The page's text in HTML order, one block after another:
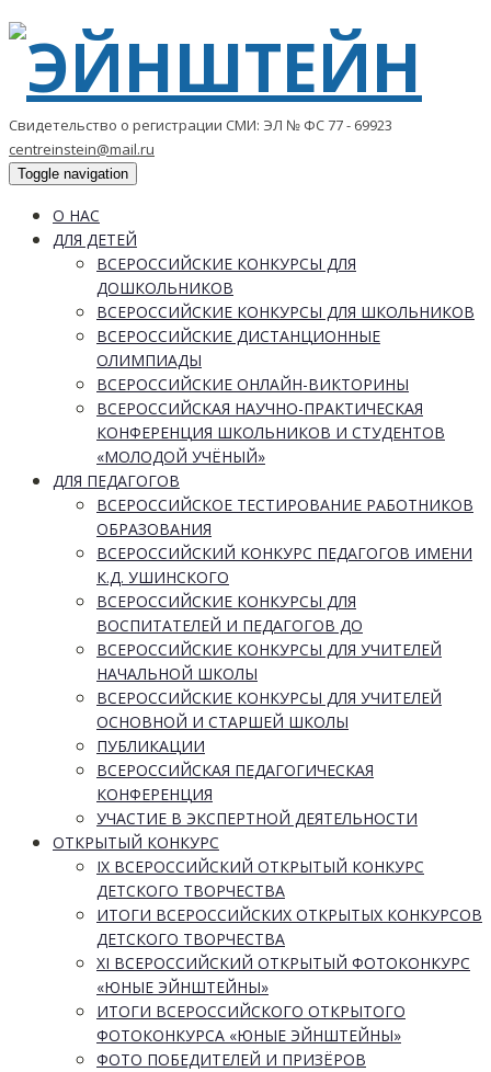
Свидетельство о регистрации СМИ: ЭЛ № ФС 77 - 69923
centreinstein@mail.ru
Toggle navigation
О НАС
ДЛЯ ДЕТЕЙ
ВСЕРОССИЙСКИЕ КОНКУРСЫ ДЛЯ
ДОШКОЛЬНИКОВ
ВСЕРОССИЙСКИЕ КОНКУРСЫ ДЛЯ ШКОЛЬНИКОВ
ВСЕРОССИЙСКИЕ ДИСТАНЦИОННЫЕ
ОЛИМПИАДЫ
ВСЕРОССИЙСКИЕ ОНЛАЙН-ВИКТОРИНЫ
ВСЕРОССИЙСКАЯ НАУЧНО-ПРАКТИЧЕСКАЯ
КОНФЕРЕНЦИЯ ШКОЛЬНИКОВ И СТУДЕНТОВ
«МОЛОДОЙ УЧЁНЫЙ»
ДЛЯ ПЕДАГОГОВ
ВСЕРОССИЙСКОЕ ТЕСТИРОВАНИЕ РАБОТНИКОВ
ОБРАЗОВАНИЯ
ВСЕРОССИЙСКИЙ КОНКУРС ПЕДАГОГОВ ИМЕНИ
К.Д. УШИНСКОГО
ВСЕРОССИЙСКИЕ КОНКУРСЫ ДЛЯ
ВОСПИТАТЕЛЕЙ И ПЕДАГОГОВ ДО
ВСЕРОССИЙСКИЕ КОНКУРСЫ ДЛЯ УЧИТЕЛЕЙ
НАЧАЛЬНОЙ ШКОЛЫ
ВСЕРОССИЙСКИЕ КОНКУРСЫ ДЛЯ УЧИТЕЛЕЙ
ОСНОВНОЙ И СТАРШЕЙ ШКОЛЫ
ПУБЛИКАЦИИ
ВСЕРОССИЙСКАЯ ПЕДАГОГИЧЕСКАЯ
КОНФЕРЕНЦИЯ
УЧАСТИЕ В ЭКСПЕРТНОЙ ДЕЯТЕЛЬНОСТИ
ОТКРЫТЫЙ КОНКУРС
IX ВСЕРОССИЙСКИЙ ОТКРЫТЫЙ КОНКУРС
ДЕТСКОГО ТВОРЧЕСТВА
ИТОГИ ВСЕРОССИЙСКИХ ОТКРЫТЫХ КОНКУРСОВ
ДЕТСКОГО ТВОРЧЕСТВА
XI ВСЕРОССИЙСКИЙ ОТКРЫТЫЙ ФОТОКОНКУРС
«ЮНЫЕ ЭЙНШТЕЙНЫ»
ИТОГИ ВСЕРОССИЙСКОГО ОТКРЫТОГО
ФОТОКОНКУРСА «ЮНЫЕ ЭЙНШТЕЙНЫ»
ФОТО ПОБЕДИТЕЛЕЙ И ПРИЗЁРОВ